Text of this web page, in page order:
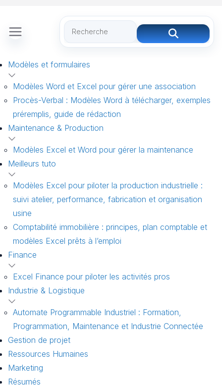
Modèles et formulaires
Modèles Word et Excel pour gérer une association
Procès-Verbal : Modèles Word à télécharger, exemples
préremplis, guide de rédaction
Maintenance & Production
Modèles Excel et Word pour gérer la maintenance
Meilleurs tuto
Modèles Excel pour piloter la production industrielle :
suivi atelier, performance, fabrication et organisation
usine
Comptabilité immobilière : principes, plan comptable et
modèles Excel prêts à l’emploi
Finance
Excel Finance pour piloter les activités pros
Industrie & Logistique
Automate Programmable Industriel : Formation,
Programmation, Maintenance et Industrie Connectée
Gestion de projet
Ressources Humaines
Marketing
Résumés